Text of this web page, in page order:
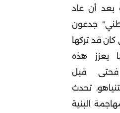
بعد أن عاد
جدعون
كان قد تركها
يعزز هذه
فحتى قبل
تحدث
البنية